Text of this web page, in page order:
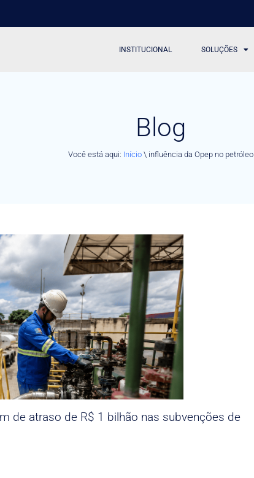
INSTITUCIONAL SOLUÇÕES
Blog
Você está aqui: Início \ influência da Opep no petróleo
de atraso de R$ 1 bilhão nas subvenções de